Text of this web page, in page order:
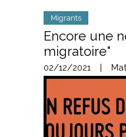
Migrants
Encore une
migratoire"
02/12/2021 |